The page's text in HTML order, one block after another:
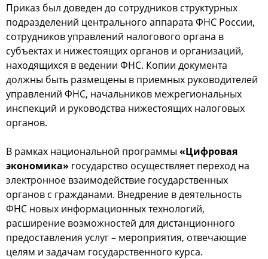
Приказ был доведен до сотрудников структурных
подразделений центрального аппарата ФНС России,
сотрудников управлений налогового органа в
субъектах и нижестоящих органов и организаций,
находящихся в ведении ФНС. Копии документа
должны быть размещены в приемных руководителей
управлений ФНС, начальников межрегиональных
инспекций и руководства нижестоящих налоговых
органов.
В рамках национальной программы «Цифровая
экономика» государство осуществляет переход на
электронное взаимодействие государственных
органов с гражданами. Внедрение в деятельность
ФНС новых информационных технологий,
расширение возможностей для дистанционного
предоставления услуг – мероприятия, отвечающие
целям и задачам государственного курса.